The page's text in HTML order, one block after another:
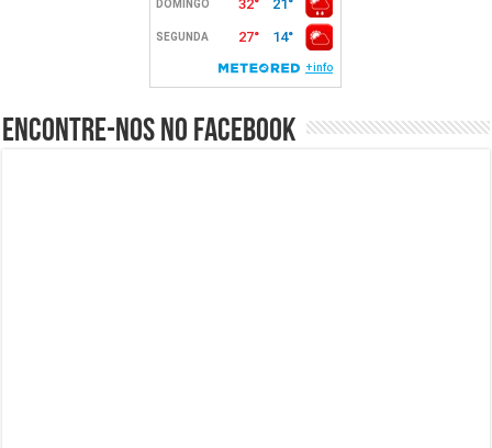
Encontre-nos no Facebook